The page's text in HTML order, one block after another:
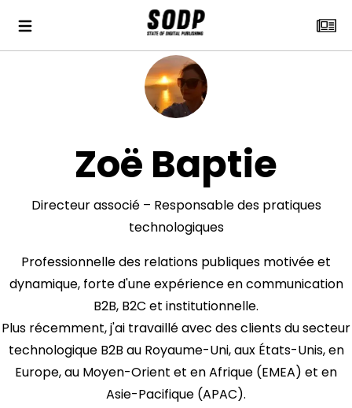
Zoë Baptie
Directeur associé – Responsable des pratiques
technologiques
Professionnelle des relations publiques motivée et
dynamique, forte d'une expérience en communication
B2B, B2C et institutionnelle.
Plus récemment, j'ai travaillé avec des clients du secteur
technologique B2B au Royaume-Uni, aux États-Unis, en
Europe, au Moyen-Orient et en Afrique (EMEA) et en
Asie-Pacifique (APAC).